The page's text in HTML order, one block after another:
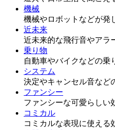
機械
機械やロボットなどが発
近未来
近未来的な飛行音やアラ
乗り物
自動車やバイクなどの乗
システム
決定やキャンセル音など
ファンシー
ファンシーな可愛らしい
コミカル
コミカルな表現に使える